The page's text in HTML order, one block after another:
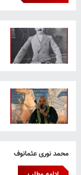
محمد نوری عثمانوف